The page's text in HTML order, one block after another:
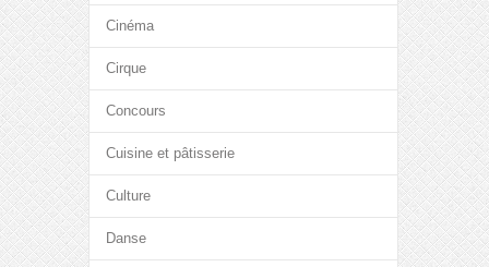
Cinéma
Cirque
Concours
Cuisine et pâtisserie
Culture
Danse